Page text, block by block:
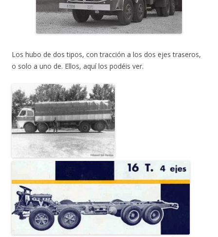
Los hubo de dos tipos, con tracción a los dos ejes traseros,
o solo a uno de. Ellos, aquí los podéis ver.